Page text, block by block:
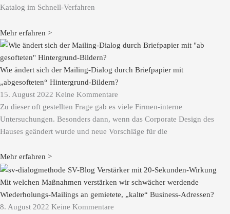
Katalog im Schnell-Verfahren
Mehr erfahren >
Wie ändert sich der Mailing-Dialog durch Briefpapier mit
„abgesofteten“ Hintergrund-Bildern?
15. August 2022 Keine Kommentare
Zu dieser oft gestellten Frage gab es viele Firmen-interne
Untersuchungen. Besonders dann, wenn das Corporate Design des
Hauses geändert wurde und neue Vorschläge für die
Mehr erfahren >
Mit welchen Maßnahmen verstärken wir schwächer werdende
Wiederholungs-Mailings an gemietete, „kalte“ Business-Adressen?
8. August 2022 Keine Kommentare